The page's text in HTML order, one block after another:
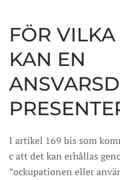
FÖR
KAN EN
I artikel 169 bis som
c att det kan erhållas
”ockupationen eller